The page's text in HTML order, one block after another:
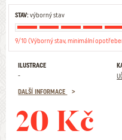
STAV:výborný stav
9/10 (Výborný stav, minimální
ILUSTRACE
-
DALŠÍ INFORMACE
20 Kč